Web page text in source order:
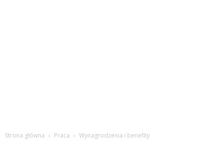
Strona główna Praca Wynagrodzenia i benefity